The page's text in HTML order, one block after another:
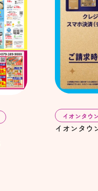
イオンタウ
イオンタウ